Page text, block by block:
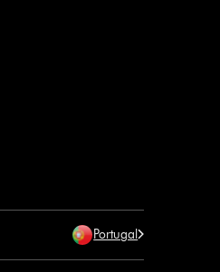
Portugal